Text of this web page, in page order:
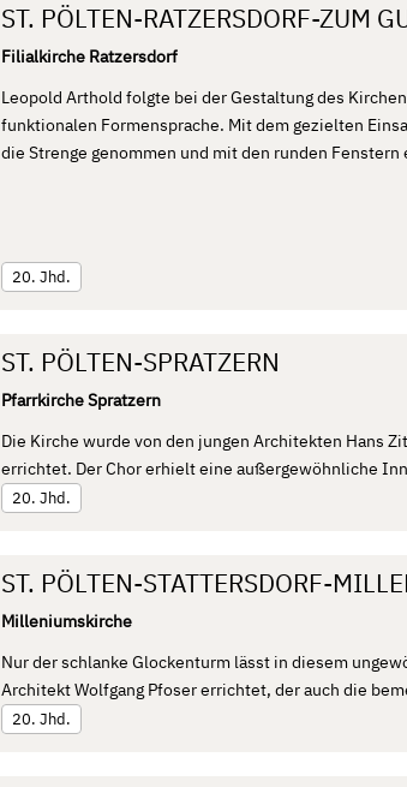
ST. PÖLTEN-RATZERSDORF-ZUM
Filialkirche Ratzersdorf
Leopold Arthold folgte bei der Gestaltung des
funktionalen Formensprache. Mit dem gezielten
die Strenge genommen und mit den runden
20. Jhd.
ST. PÖLTEN-SPRATZERN
Pfarrkirche Spratzern
Die Kirche wurde von den jungen Architekten Hans
errichtet. Der Chor erhielt eine außergewöhnliche
20. Jhd.
ST. PÖLTEN-STATTERSDORF-
Milleniumskirche
Nur der schlanke Glockenturm lässt in diesem
Architekt Wolfgang Pfoser errichtet, der auch die
20. Jhd.